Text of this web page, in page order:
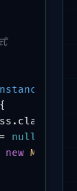
{
null
new MyClass